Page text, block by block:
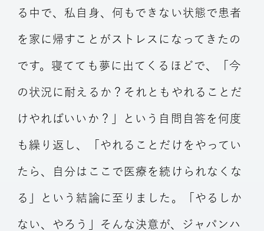
る中で、私自身、何もできない状態で患者
を家に帰すことがストレスになってきたの
です。寝てても夢に出てくるほどで、「今
の状況に耐えるか？それともやれることだ
けやればいいか？」という自問自答を何度
も繰り返し、「やれることだけをやってい
たら、自分はここで医療を続けられなくな
る」という結論に至りました。「やるしか
ない、やろう」そんな決意が、ジャパンハ